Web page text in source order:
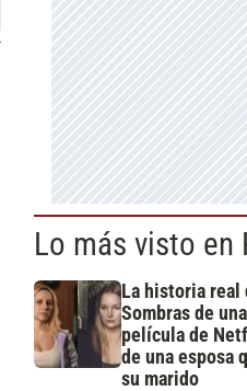
Lo más visto en
La historia real
Sombras de
película de
de una esposa
su marido